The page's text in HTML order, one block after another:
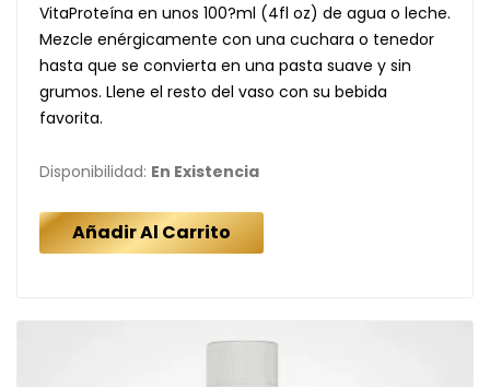
VitaProteína en unos 100?ml (4fl oz) de agua o leche.
Mezcle enérgicamente con una cuchara o tenedor
hasta que se convierta en una pasta suave y sin
grumos. Llene el resto del vaso con su bebida
favorita.
Disponibilidad: En Existencia
Añadir Al Carrito